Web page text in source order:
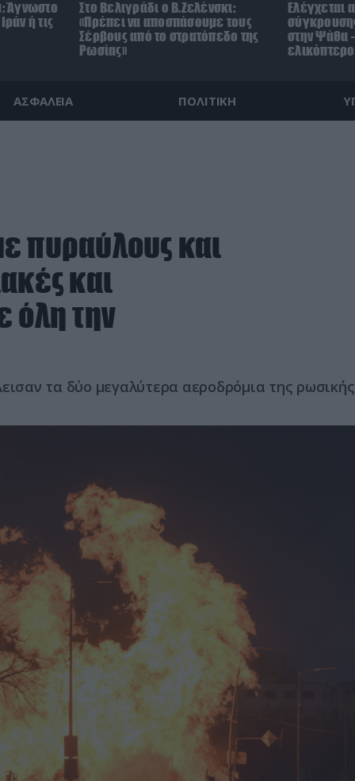
Άγνωστο
ή τις
Στο Βελιγράδι ο Β.Ζελένσκι:
«Πρέπει να αποσπάσουμε τους
Σέρβους από το στρατόπεδο της
Ρωσίας»
Ελέγχεται
στην Ψάθα
ελικόπτερο
ΑΣΦΑΛΕΙΑ ΠΟΛΙΤΙΚΗ
πυραύλους και
και
όλη την
τα δύο μεγαλύτερα αεροδρόμια της ρωσικής